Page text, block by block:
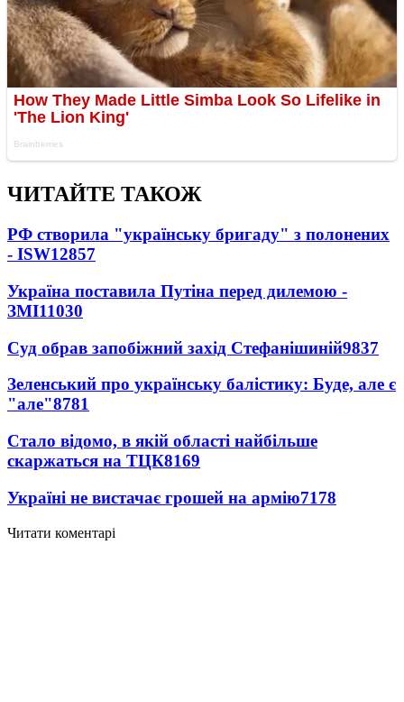
ЧИТАЙТЕ ТАКОЖ
РФ створила "українську бригаду" з полонених
- ISW12857
Україна поставила Путіна перед дилемою -
ЗМІ11030
Суд обрав запобіжний захід Стефанішиній9837
Зеленський про українську балістику: Буде, але є
"але"8781
Стало відомо, в якій області найбільше
скаржаться на ТЦК8169
Україні не вистачає грошей на армію7178
Читати коментарі